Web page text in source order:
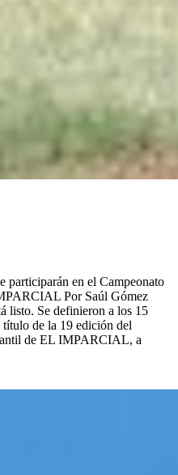
participarán en el Campeonato
Por Saúl Gómez
listo. Se definieron a los 15
título de la 19 edición del
de EL IMPARCIAL, a